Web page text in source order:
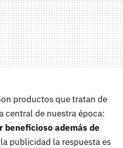
productos que tratan de
central de nuestra época:
beneficioso además de
publicidad la respuesta es